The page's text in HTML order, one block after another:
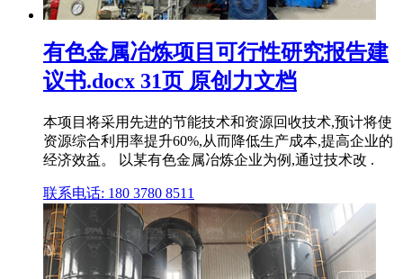
有色金属冶炼项目可行性研究报告建
议书.docx 31页 原创力文档
本项目将采用先进的节能技术和资源回收技术,预计将使
资源综合利用率提升60%,从而降低生产成本,提高企业的
经济效益。 以某有色金属冶炼企业为例,通过技术改 .
联系电话: 180 3780 8511